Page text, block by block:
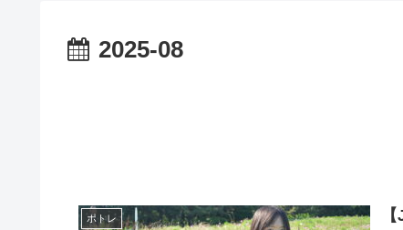
2025-08
ポトレ